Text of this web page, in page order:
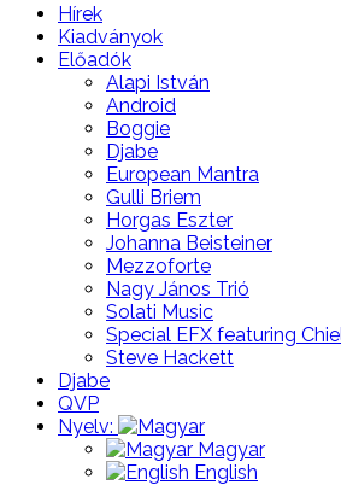
Hírek
Kiadványok
Előadók
Alapi István
Android
Boggie
Djabe
European Mantra
Gulli Briem
Horgas Eszter
Johanna Beisteiner
Mezzoforte
Nagy János Trió
Solati Music
Special EFX featuring
Steve Hackett
Djabe
QVP
Nyelv:
Magyar
English